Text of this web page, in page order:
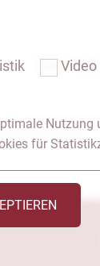
Das
Kontakt & Anfahrt
Video
für